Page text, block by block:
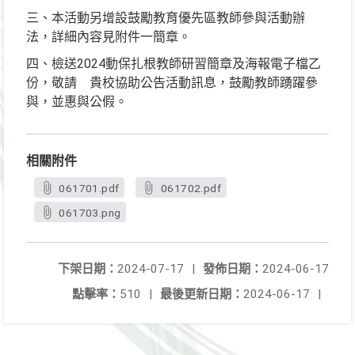
三、本活動另增設鼓勵教育優先區教師參與活動辦
法，詳細內容見附件一簡章。
四、檢送2024動保扎根教師研習簡章及海報電子檔乙
份，敬請 貴校協助公告活動訊息，鼓勵教師踴躍參
與，並惠與公假。
相關附件
061701.pdf
061702.pdf
061703.png
發佈日期： 2024-06-17
下架日期： 2024-07-17
|
最後更新日期： 2024-06-17 |
點擊率： 510 |